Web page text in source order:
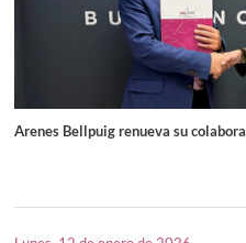
Arenes Bellpuig renueva su